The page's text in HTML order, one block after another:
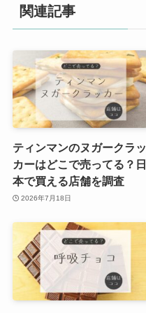
関連記事
ティンマンのヌガークラッ
カーはどこで売ってる？日
本で買える店舗を調査
2026年7月18日